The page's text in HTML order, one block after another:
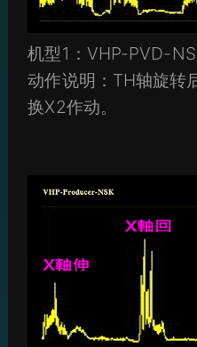
机型1：VHP-PVD-
动作说明：TH轴旋转
换X2作动。